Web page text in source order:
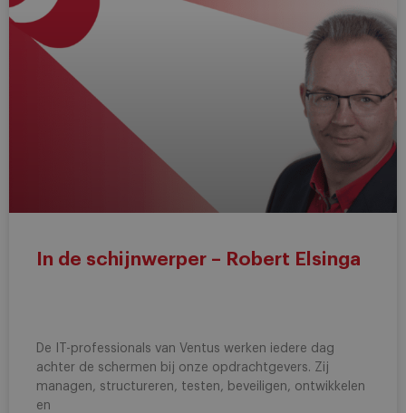
In de schijnwerper – Robert Elsinga
De IT-professionals van Ventus werken iedere dag
achter de schermen bij onze opdrachtgevers. Zij
managen, structureren, testen, beveiligen, ontwikkelen
en